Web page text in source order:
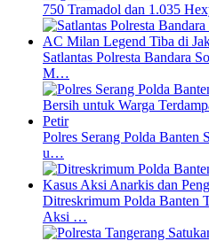
750 Tramadol dan 1.035
Satlantas Polresta Bandara
M…
Polres Serang Polda
u…
Ditreskrimum Polda Banten
Aksi …